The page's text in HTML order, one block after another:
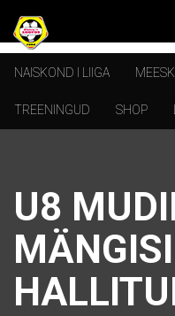
NAISKOND I LIIGA
TREENINGUD SHOP
U8